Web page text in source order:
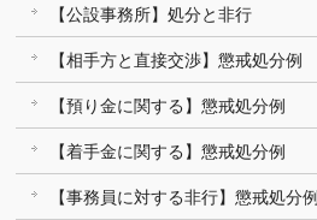
【公設事務所】処分と非行
【相手方と直接交渉】懲戒処分例
【預り金に関する】懲戒処分例
【着手金に関する】懲戒処分例
【事務員に対する非行】懲戒処分例